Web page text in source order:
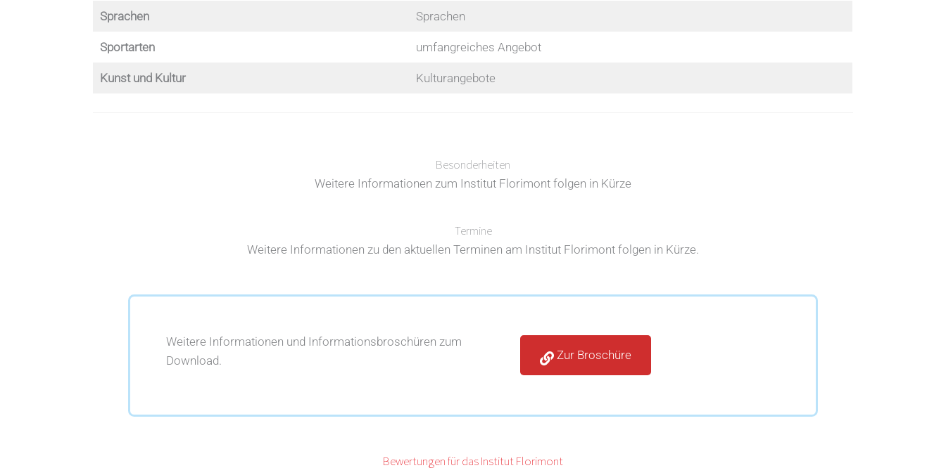
Sprachen Sprachen
Sportarten umfangreiches Angebot
Kunst und Kultur Kulturangebote
Besonderheiten
Weitere Informationen zum Institut Florimont folgen in Kürze
Termine
Weitere Informationen zu den aktuellen Terminen am Institut Florimont folgen in Kürze.
Weitere Informationen und Informationsbroschüren zum
Download.
Zur Broschüre
Bewertungen für das Institut Florimont